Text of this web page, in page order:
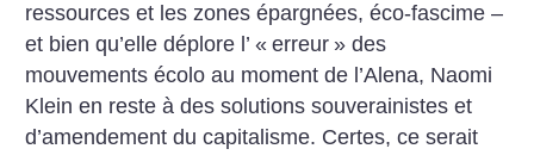
ressources et les zones épargnées, éco-fascime –
et bien qu’elle déplore l’ « erreur » des
mouvements écolo au moment de ­l’Alena, Naomi
Klein en reste à des solutions souverainistes et
d’amendement du capitalisme. Certes, ce serait